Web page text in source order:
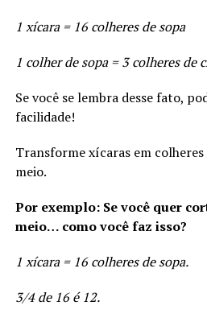
1 xícara = 16 colheres de sopa
1 colher de sopa = 3 colheres de
Se você se lembra desse fato,
facilidade!
Transforme xícaras em
meio.
Por exemplo: Se você quer
meio… como você faz isso?
1 xícara = 16 colheres de sopa.
3/4 de 16 é 12.